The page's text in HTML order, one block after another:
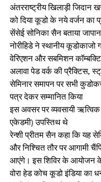
अंतरराष्ट्रीय खिलाड़ी जिदान
को दिया कूडो के नये वर्जन का
सेंसेई सोनिका सैन बताया
नोरीहिडे ने स्थानीय कूडोकाजो
वेरिएशन और सबमिशन
अलावा पेड वर्क की प्रैक्टिस,
सेमिनार समापन पर सभी
पत्र देकर सम्मानित किया
इस अवसर पर व्यवसायी ऋत्विक
एकेडमी) उपस्तिथ थे
रेन्शी प्रीतम सैन कहा कि यह
और निश्चित तौर पर आगामी
आएंगे। इस शिविर के आयोजन के
वोरा हेड कोच कूडो इंडिया का